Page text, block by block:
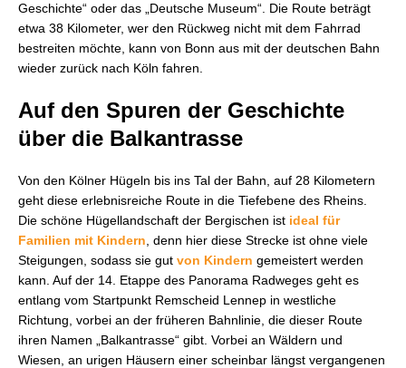
Geschichte“ oder das „Deutsche Museum“. Die Route beträgt
etwa 38 Kilometer, wer den Rückweg nicht mit dem Fahrrad
bestreiten möchte, kann von Bonn aus mit der deutschen Bahn
wieder zurück nach Köln fahren.
Auf den Spuren der Geschichte
über die Balkantrasse
Von den Kölner Hügeln bis ins Tal der Bahn, auf 28 Kilometern
geht diese erlebnisreiche Route in die Tiefebene des Rheins.
Die schöne Hügellandschaft der Bergischen ist ideal für
Familien mit Kindern , denn hier diese Strecke ist ohne viele
Steigungen, sodass sie gut von Kindern gemeistert werden
kann. Auf der 14. Etappe des Panorama Radweges geht es
entlang vom Startpunkt Remscheid Lennep in westliche
Richtung, vorbei an der früheren Bahnlinie, die dieser Route
ihren Namen „Balkantrasse“ gibt. Vorbei an Wäldern und
Wiesen, an urigen Häusern einer scheinbar längst vergangenen